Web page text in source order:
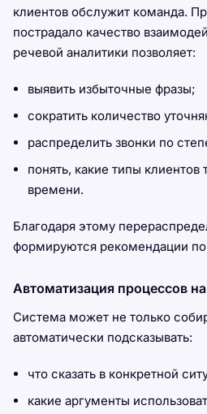
клиентов обслужит команда.
пострадало качество
речевой аналитики позволяет:
выявить избыточные фразы;
сократить количество
распределить звонки по
понять, какие типы
времени.
Благодаря этому
формируются рекомендации
Автоматизация процессов
Система может не только
автоматически подсказывать:
что сказать в конкретной
какие аргументы